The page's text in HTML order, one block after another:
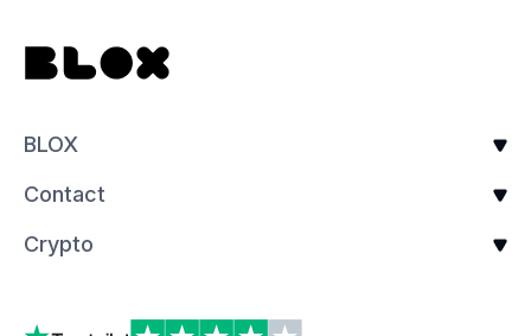
BLOX
Contact
Crypto